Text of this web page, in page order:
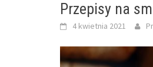
Przepisy na
4 kwietnia 2021